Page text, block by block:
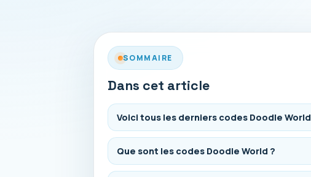
SOMMAIRE
Dans cet article
Voici tous les derniers codes Doodle World
Que sont les codes Doodle World ?